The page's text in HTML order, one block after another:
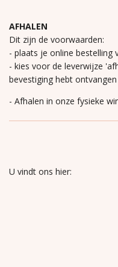
AFHALEN
Dit zijn de voorwaarden:
- plaats je online bestelling
- kies voor de leverwijze
bevestiging hebt
- Afhalen in onze fysieke
U vindt ons hier: